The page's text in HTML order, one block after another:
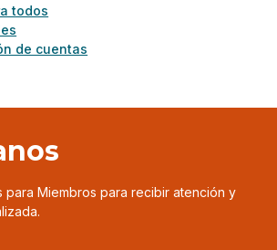
todos
de cuentas
para Miembros para recibir atención y